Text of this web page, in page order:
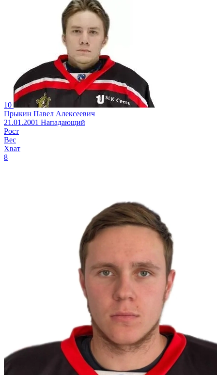
10
Прыкин Павел Алексеевич
21.01.2001 Нападающий
Рост
Вес
Хват
8